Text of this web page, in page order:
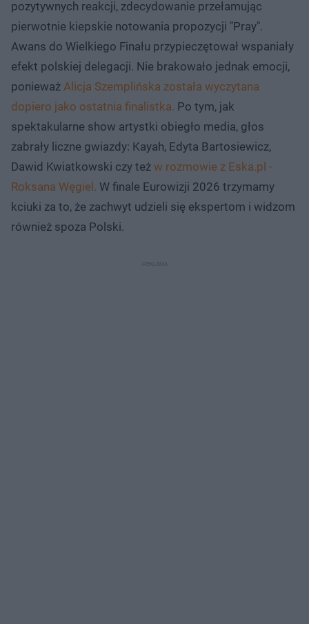
pozytywnych reakcji, zdecydowanie przełamując
pierwotnie kiepskie notowania propozycji "Pray".
Awans do Wielkiego Finału przypieczętował wspaniały
efekt polskiej delegacji. Nie brakowało jednak emocji,
ponieważ Alicja Szemplińska została wyczytana
dopiero jako ostatnia finalistka. Po tym, jak
spektakularne show artystki obiegło media, głos
zabrały liczne gwiazdy: Kayah, Edyta Bartosiewicz,
Dawid Kwiatkowski czy też w rozmowie z Eska.pl -
Roksana Węgiel. W finale Eurowizji 2026 trzymamy
kciuki za to, że zachwyt udzieli się ekspertom i widzom
również spoza Polski.